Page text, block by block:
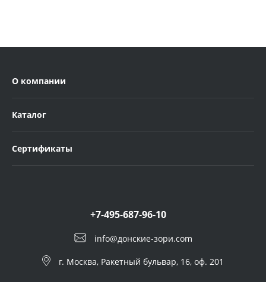
О компании
Каталог
Сертификаты
info@донские-зори.com
+7-495-687-96-10
г. Москва, Ракетный бульвар, 16, оф. 201